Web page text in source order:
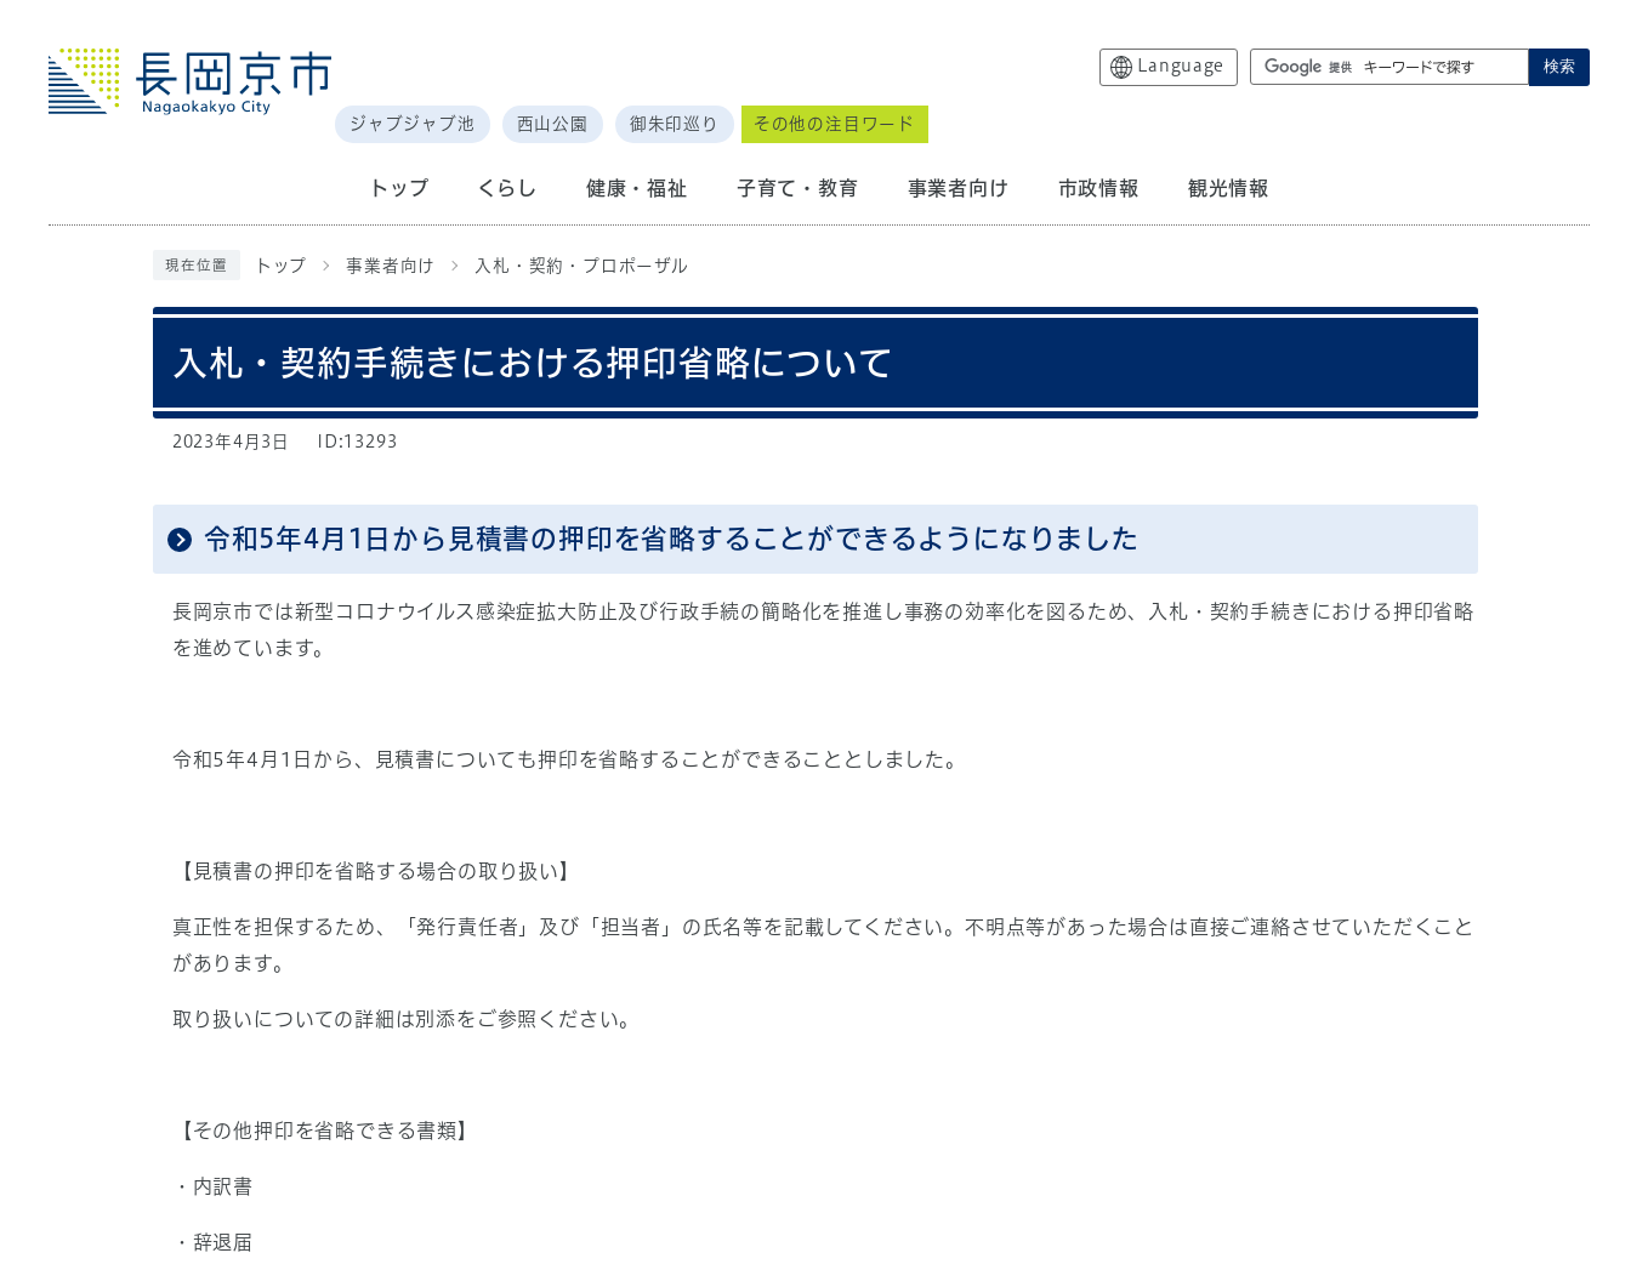
Language 検索
ジャブジャブ池 西山公園 御朱印巡り その他の注目ワード
トップ くらし 健康・福祉 子育て・教育 事業者向け 市政情報 観光情報
現在位置 トップ 事業者向け 入札・契約・プロポーザル
入札・契約手続きにおける押印省略について
2023年4月3日 ID:13293
令和5年4月1日から見積書の押印を省略することができるようになりました
長岡京市では新型コロナウイルス感染症拡大防止及び行政手続の簡略化を推進し事務の効率化を図るため、入札・契約手続きにおける押印省略
を進めています。
令和5年4月1日から、見積書についても押印を省略することができることとしました。
【見積書の押印を省略する場合の取り扱い】
真正性を担保するため、「発行責任者」及び「担当者」の氏名等を記載してください。不明点等があった場合は直接ご連絡させていただくこと
があります。
取り扱いについての詳細は別添をご参照ください。
【その他押印を省略できる書類】
・内訳書
・辞退届